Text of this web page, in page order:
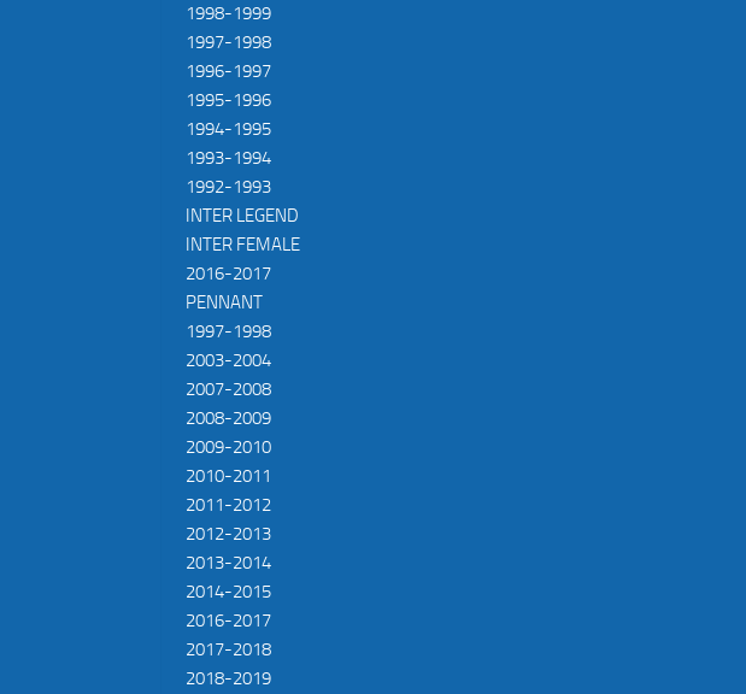
1998-1999
1997-1998
1996-1997
1995-1996
1994-1995
1993-1994
1992-1993
INTER LEGEND
INTER FEMALE
2016-2017
PENNANT
1997-1998
2003-2004
2007-2008
2008-2009
2009-2010
2010-2011
2011-2012
2012-2013
2013-2014
2014-2015
2016-2017
2017-2018
2018-2019